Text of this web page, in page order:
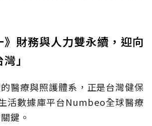
財務與人力雙永續，迎向
」
醫療與照護體系，正是台灣健保
活數據庫平台Numbeo全球醫療
鍵。